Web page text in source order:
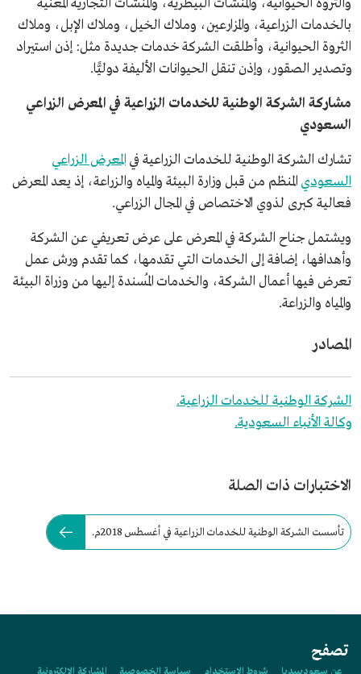
والثروة الحيوانية، والمنشآت البيطرية، والمنشآت التجارية المعنية
بالخدمات الزراعية، والمزارعين، وملاك الخيل، وملاك الإبل، وملاك
الثروة الحيوانية، وأطلقت الشركة خدمات جديدة مثل: إذن استيراد
وتصدير الصقور، وإذن تنقل الحيوانات الأليفة دوليًّا.
مشاركة الشركة الوطنية للخدمات الزراعية في المعرض الزراعي
السعودي
تشارك الشركة الوطنية للخدمات الزراعية في المعرض الزراعي
السعودي المنظم من قبل وزارة البيئة والمياه والزراعة، إذ يعد المعرض
فعالية كبرى لذوي الاختصاص في المجال الزراعي.
ويشتمل جناح الشركة في المعرض على عرض تعريفي عن الشركة
وأهدافها، إضافة إلى الخدمات التي تقدمها، كما تقدم ورش عمل
تعرض فيها أعمال الشركة، والخدمات المُسندة إليها من وزراة البيئة
والمياه والزراعة.
المصادر
الشركة الوطنية للخدمات الزراعية.
وكالة الأنباء السعودية.
الاختبارات ذات الصلة
تأسست الشركة الوطنية للخدمات الزراعية في أغسطس 2018م.
تصفح
عن سعوديبيديا شروط الاستخدام سياسة الخصوصية المشاركة الإلكترونية